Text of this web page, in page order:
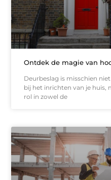
Ontdek de magie van
Deurbeslag is misschien
bij het inrichten van je huis,
rol in zowel de